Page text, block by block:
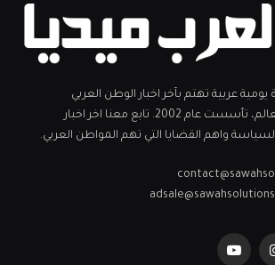
عربية تهتم بآخر اخبار الوطن العربي
والشرق الأوسط والعالم، تأسست عام 2002. تابع معنا اخر اخبار
واهم القضايا التي تهم المواطن العربي.
يوتيوب